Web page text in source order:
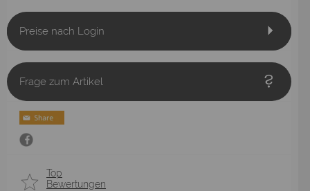
Preise nach Login
Frage zum Artikel
Top
Bewertungen